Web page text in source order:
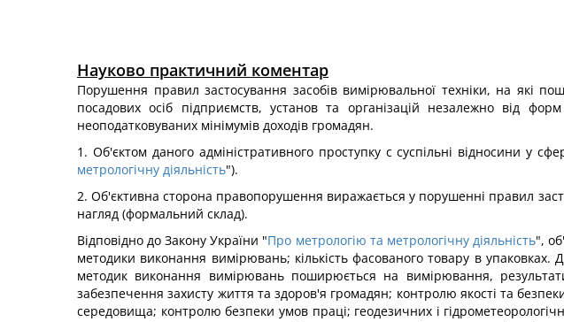
Науково практичний коментар
Порушення правил застосування засобів вимірювальної техніки, на які
посадових осіб підприємств, установ та організацій незалежно від
неоподатковуваних мінімумів доходів громадян.
1. Об'єктом даного адміністративного проступку с суспільні відносини у
метрологічну діяльність").
2. Об'єктивна сторона правопорушення виражається у порушенні правил
нагляд (формальний склад).
Відповідно до Закону України "Про метрологію та метрологічну діяльність",
методики виконання вимірювань; кількість фасованого товару в
методик виконання вимірювань поширюється на вимірювання,
забезпечення захисту життя та здоров'я громадян; контролю якості та
середовища; контролю безпеки умов праці; геодезичних і